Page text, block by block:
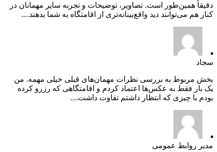
دقیقاً همین‌طور است. تصاویر، توضیحات و تجربه سایر مهمانان در
کنار هم می‌توانند دید واقع‌بینانه‌تری از اقامتگاه به شما بدهند....
سجاد
بخش مربوط به بررسی نظرات مهمان‌های قبلی خیلی مهمه. من
یک بار فقط به عکس‌ها اعتماد کردم و اقامتگاهی که رزرو کرده
بودم با چیزی که انتظار داشتم تفاوت داشت....
مدیر روابط عمومی